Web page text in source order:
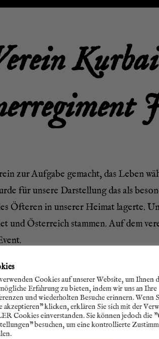
zur Auf­ga­be gemacht, das Leben
für unse­re Dar­stel­lung das als
Öfte­ren in unse­rer Hei­mat lager­te.
und Öster­reich stam­men. Auf dem
Cookies auf unserer Website, um Ihnen
Erfahrung zu bieten, indem wir uns an Ihre
und wiederholten Besuche erinnern. Wenn
akzeptieren" klicken, erklären Sie sich mit der
Cookies einverstanden. Sie können jedoch die
besuchen, um eine kontrollierte